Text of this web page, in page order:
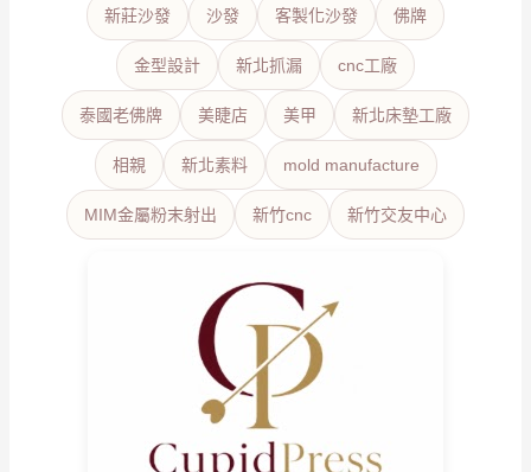
新莊沙發 沙發 客製化沙發 佛牌
金型設計 新北抓漏 cnc工廠
泰國老佛牌 美睫店 美甲 新北床墊工廠
相親 新北素料 mold manufacture
MIM金屬粉末射出 新竹cnc 新竹交友中心